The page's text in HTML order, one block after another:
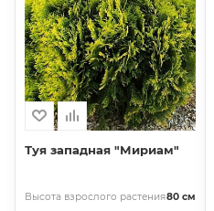
Туя западная "Мириам"
Высота взрослого растения80 см